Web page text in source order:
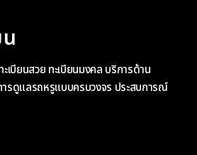
เบียนสวย ทะเบียนมงคล บริการด้าน
รดูแลรถหรูแบบครบวงจร ประสบการณ์